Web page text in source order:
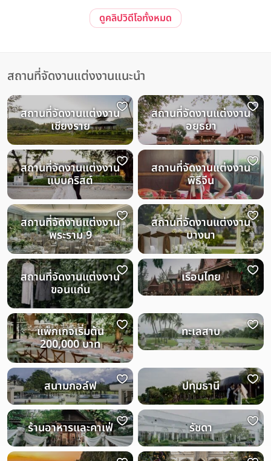
Event | ประทับใจไม่รู้จบ! รวมภาพบรรยากาศงาน The Magical of
ดูคลิปวิดีโอทั้งหมด
สถานที่จัดงานแต่งงานแนะนำ
สถานที่จัดงานแต่งงาน
เชียงราย
สถานที่จัดงานแต่งงาน
อยุธยา
สถานที่จัดงานแต่งงาน
แบบคริสต์
สถานที่จัดงานแต่งงาน
พิธีจีน
สถานที่จัดงานแต่งงาน
พระราม 9
สถานที่จัดงานแต่งงาน
บางนา
สถานที่จัดงานแต่งงาน
ขอนแก่น
เรือนไทย
แพ็กเกจเริ่มต้น
200,000 บาท
ทะเลสาบ
สนามกอล์ฟ ปทุมธานี
ร้านอาหารและคาเฟ่ รัชดา